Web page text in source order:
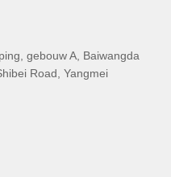
gebouw A, Baiwangda
Road, Yangmei